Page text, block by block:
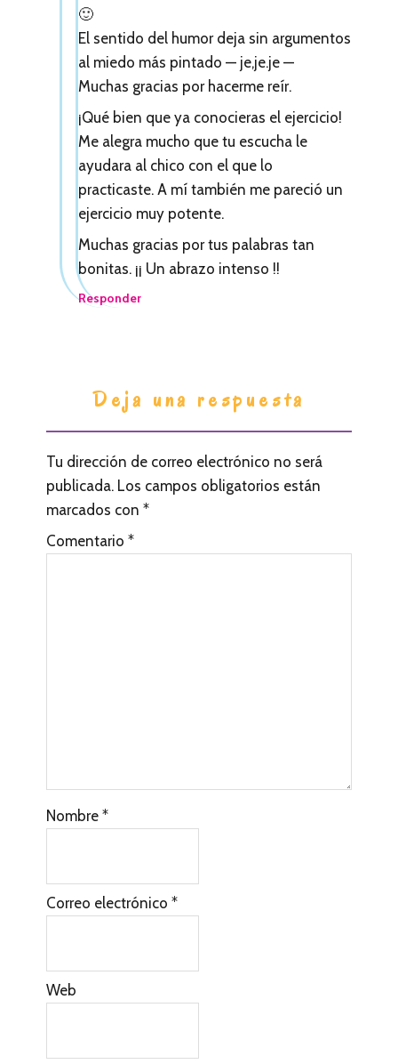
🙂
El sentido del humor deja sin argumentos
al miedo más pintado — je,je.je —
Muchas gracias por hacerme reír.
¡Qué bien que ya conocieras el ejercicio!
Me alegra mucho que tu escucha le
ayudara al chico con el que lo
practicaste. A mí también me pareció un
ejercicio muy potente.
Muchas gracias por tus palabras tan
bonitas. ¡¡ Un abrazo intenso !!
Responder
Deja una respuesta
Tu dirección de correo electrónico no será
publicada. Los campos obligatorios están
marcados con*
Comentario*
Nombre*
Correo electrónico*
Web